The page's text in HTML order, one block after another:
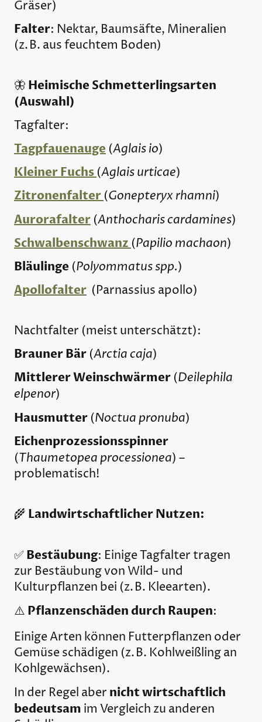
Gräser)
Falter: Nektar, Baumsäfte, Mineralien
(z. B. aus feuchtem Boden)
🦋 Heimische Schmetterlingsarten
(Auswahl)
Tagfalter:
Tagpfauenauge (Aglais io)
Kleiner Fuchs (Aglais urticae)
Zitronenfalter (Gonepteryx rhamni)
Aurorafalter (Anthocharis cardamines)
Schwalbenschwanz (Papilio machaon)
Bläulinge (Polyommatus spp.)
Apollofalter (Parnassius apollo)
Nachtfalter (meist unterschätzt):
Brauner Bär (Arctia caja)
Mittlerer Weinschwärmer (Deilephila
elpenor)
Hausmutter (Noctua pronuba)
Eichenprozessionsspinner
(Thaumetopea processionea) –
problematisch!
🌾 Landwirtschaftlicher Nutzen:
✅Bestäubung: Einige Tagfalter tragen
zur Bestäubung von Wild- und
Kulturpflanzen bei (z. B. Kleearten).
⚠️ Pflanzenschäden durch Raupen:
Einige Arten können Futterpflanzen oder
Gemüse schädigen (z. B. Kohlweißling an
Kohlgewächsen).
In der Regel aber nicht wirtschaftlich
bedeutsam im Vergleich zu anderen